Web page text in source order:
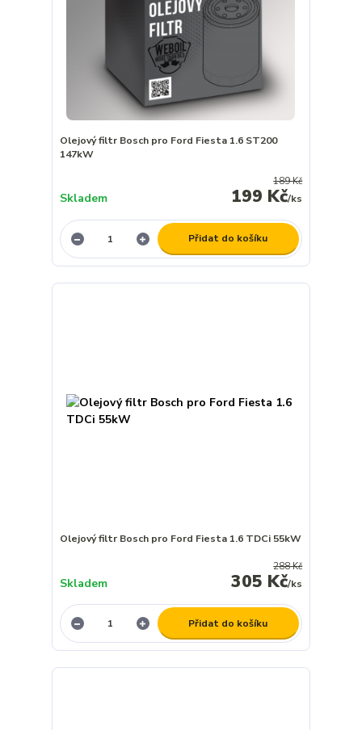
Olejový filtr Bosch pro Ford Fiesta 1.6 ST200
147kW
189 Kč
199 Kč/ks
Skladem
Přidat do košíku
Olejový filtr Bosch pro Ford Fiesta 1.6 TDCi 55kW
288 Kč
305 Kč/ks
Skladem
Přidat do košíku